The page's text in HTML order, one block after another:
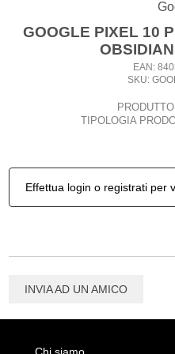
GOOGLE PIXEL 10
EAN:
SKU:
TIPOLOGIA
Effettua login o registrati per
INVIA AD UN AMICO